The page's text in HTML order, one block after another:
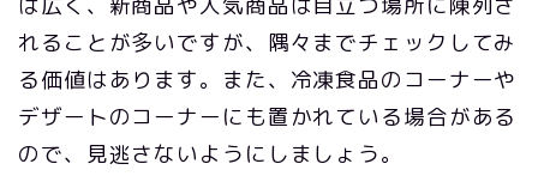
れることが多いですが、隅々までチェックしてみ
る価値はあります。また、冷凍食品のコーナーや
デザートのコーナーにも置かれている場合がある
ので、見逃さないようにしましょう。